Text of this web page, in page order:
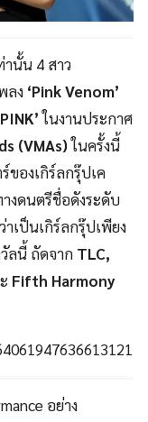
านั้น 4 สาว
ลง ‘Pink Venom’
ในงานประกาศ
(VMAs)ในครั้งนี้
ของเกิร์ลกรุ๊ปเค
งดนตรีชื่อดังระดับ
าเป็นเกิร์ลกรุ๊ปเพียง
ลนี้ ถัดจาก TLC,
Fifth Harmony
อย่าง